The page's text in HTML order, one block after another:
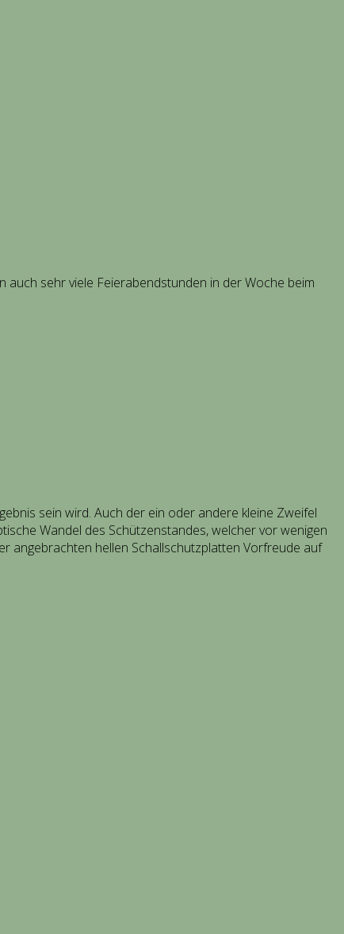
sehr viele Feierabendstunden in der Woche beim
sein wird. Auch der ein oder andere kleine Zweifel
Wandel des Schützenstandes, welcher vor wenigen
angebrachten hellen Schallschutzplatten Vorfreude auf